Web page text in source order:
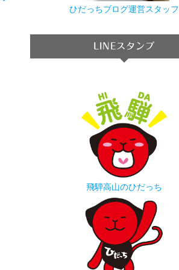
ひだっちブログ運営スタッフ
LINEスタンプ
飛騨高山のひだっち